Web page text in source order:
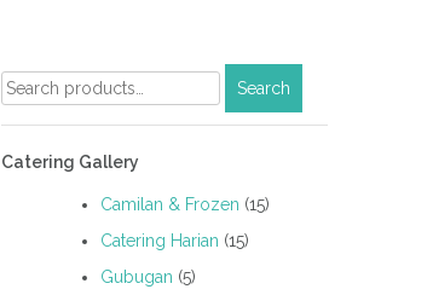
Search
for:
Search
Catering Gallery
Camilan & Frozen (15)
Catering Harian (15)
Gubugan (5)